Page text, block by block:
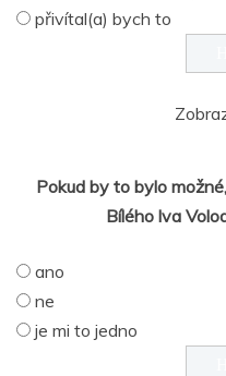
přivítal(a) bych to
Pokud by to bylo
Bílého lva
ano
ne
je mi to jedno